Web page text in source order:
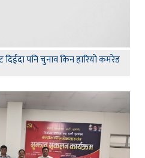
पनि चुनाव किन हारियाे कमरेड